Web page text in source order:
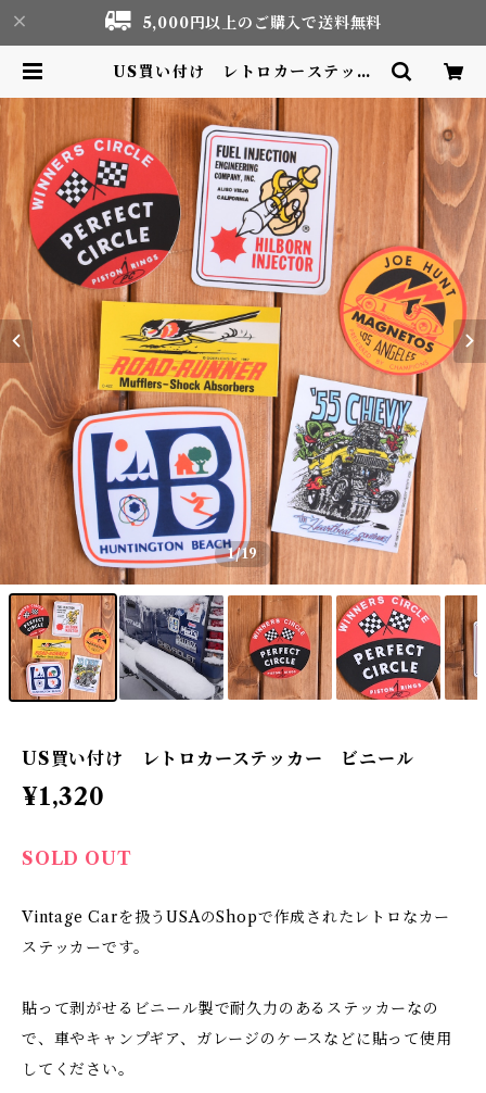
5,000円以上のご購入で送料無料
US買い付け レトロカーステッカ
tdoor Adventure Tourism ge
ar shop
1/19
US買い付け レトロカーステッカー ビニール
¥1,320
SOLD OUT
Vintage Carを扱うUSAのShopで作成されたレトロなカー
ステッカーです。
貼って剥がせるビニール製で耐久力のあるステッカーなの
で、車やキャンプギア、ガレージのケースなどに貼って使用
してください。